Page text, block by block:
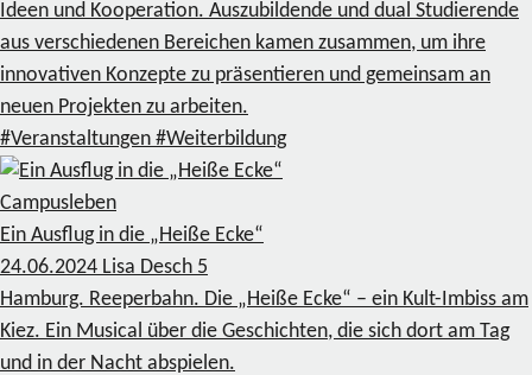
Ideen und Kooperation. Auszubildende und dual Studierende
aus verschiedenen Bereichen kamen zusammen, um ihre
innovativen Konzepte zu präsentieren und gemeinsam an
neuen Projekten zu arbeiten.
#Veranstaltungen #Weiterbildung
Campusleben
Ein Ausflug in die „Heiße Ecke“
24.06.2024 Lisa Desch 5
Hamburg. Reeperbahn. Die „Heiße Ecke“ – ein Kult-Imbiss am
Kiez. Ein Musical über die Geschichten, die sich dort am Tag
und in der Nacht abspielen.